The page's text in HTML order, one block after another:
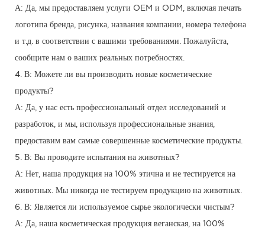
А: Да, мы предоставляем услуги OEM и ODM, включая печать
логотипа бренда, рисунка, названия компании, номера телефона
и т.д. в соответствии с вашими требованиями. Пожалуйста,
сообщите нам о ваших реальных потребностях.
4. В: Можете ли вы производить новые косметические
продукты?
А: Да, у нас есть профессиональный отдел исследований и
разработок, и мы, используя профессиональные знания,
предоставим вам самые совершенные косметические продукты.
5. В: Вы проводите испытания на животных?
А: Нет, наша продукция на 100% этична и не тестируется на
животных. Мы никогда не тестируем продукцию на животных.
6. В: Является ли используемое сырье экологически чистым?
А: Да, наша косметическая продукция веганская, на 100%